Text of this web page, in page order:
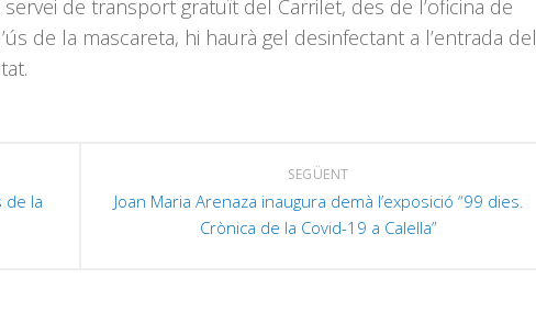
de transport gratuït del Carrilet, des de l’oficina de
de la mascareta, hi haurà gel desinfectant a l’entrada del
SEGÜENT
Joan Maria Arenaza inaugura demà l’exposició “99 dies.
Crònica de la Covid-19 a Calella”
de la